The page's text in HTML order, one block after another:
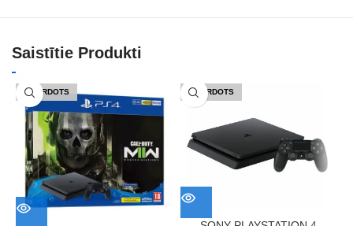
Saistītie Produkti
IZPĀRDOTS IZPĀRDOTS